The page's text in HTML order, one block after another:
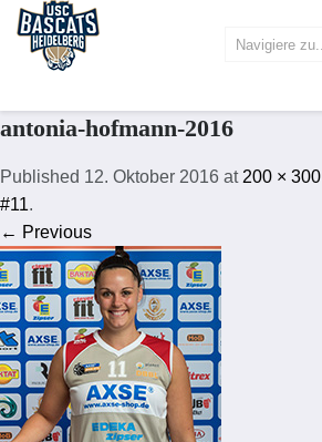
antonia-hofmann-2016
Published 12. Oktober 2016 at 200 × 300
#11.
← Previous